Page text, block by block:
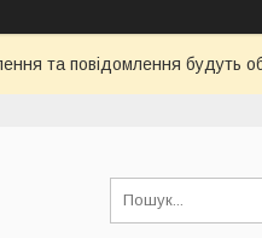
та повідомлення будуть